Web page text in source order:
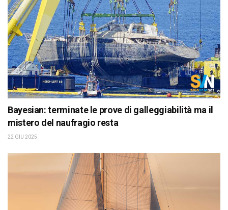
Bayesian: terminate le prove di galleggiabilità ma il
mistero del naufragio resta
22 GIU 2025